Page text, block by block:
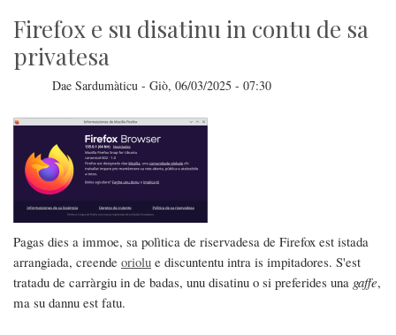
Firefox e su disatinu in contu de sa
privatesa
Dae Sardumàticu - Giò, 06/03/2025 - 07:30
Pagas dies a immoe, sa polìtica de riservadesa de Firefox est istada
arrangiada, creende oriolu e discuntentu intra is impitadores. S'est
tratadu de carràrgiu in de badas, unu disatinu o si preferides una gaffe,
ma su dannu est fatu.